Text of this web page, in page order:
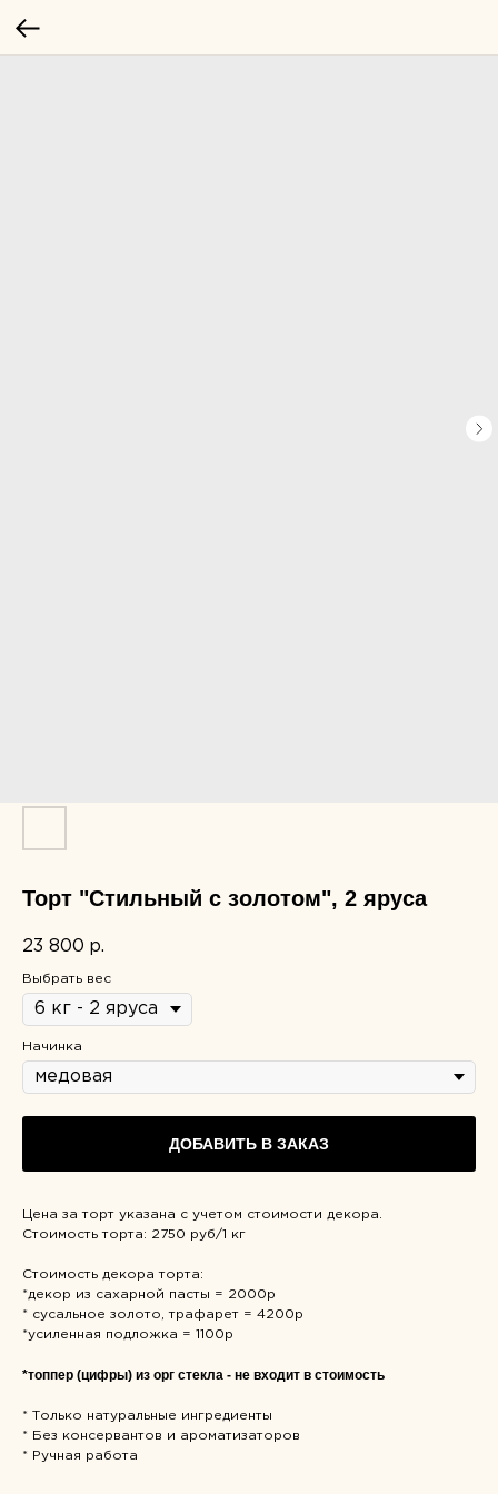
Торт "Стильный с золотом", 2 яруса
23 800 р.
Выбрать вес
Начинка
ДОБАВИТЬ В ЗАКАЗ
Цена за торт указана с учетом стоимости декора.
Стоимость торта: 2750 руб/1 кг
Стоимость декора торта:
*декор из сахарной пасты = 2000р
* сусальное золото, трафарет = 4200р
*усиленная подложка = 1100р
*топпер (цифры) из орг стекла - не входит в стоимость
* Только натуральные ингредиенты
* Без консервантов и ароматизаторов
* Ручная работа